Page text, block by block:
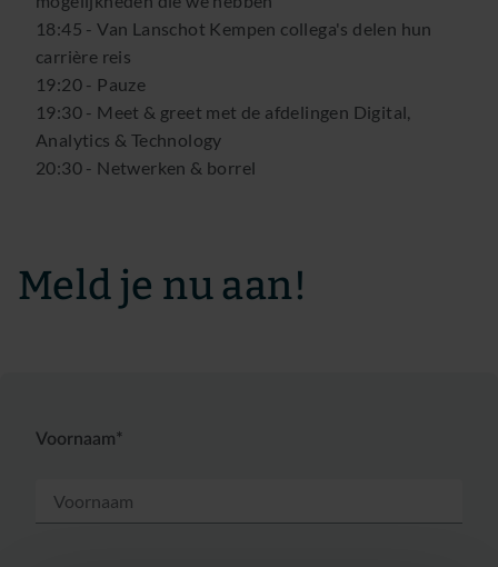
18:45 - Van Lanschot Kempen collega's delen hun
carrière reis
19:20 - Pauze
19:30 - Meet & greet met de afdelingen Digital,
Analytics & Technology
20:30 - Netwerken & borrel
Meld je nu aan!
Voornaam*